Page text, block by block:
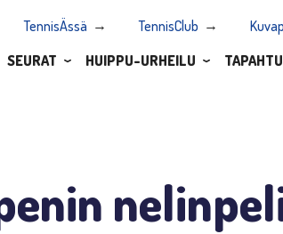
TennisÄssä TennisClub
SEURAT HUIPPU-URHEILU